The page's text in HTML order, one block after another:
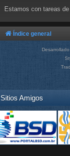
Estamos con tareas
Índice general
Sitios Amigos